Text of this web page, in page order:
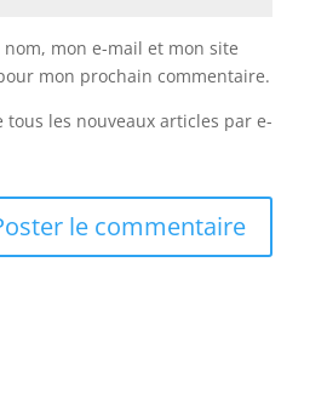
mon e-mail et mon site
mon prochain commentaire.
tous les nouveaux articles par e-